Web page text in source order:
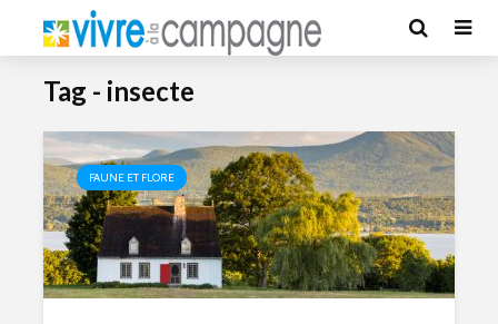
Tag - insecte
FAUNE ET FLORE